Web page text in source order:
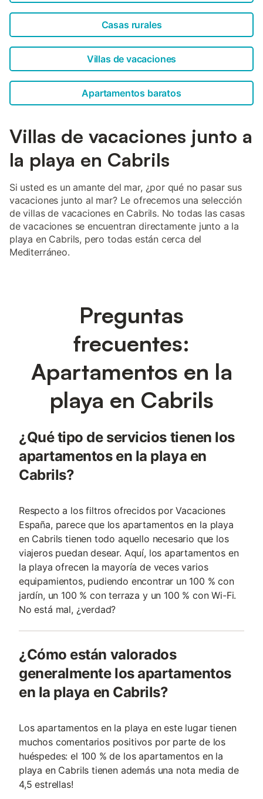
Casas rurales
Villas de vacaciones
Apartamentos baratos
Villas de vacaciones junto a
la playa en Cabrils
Si usted es un amante del mar, ¿por qué no pasar sus
vacaciones junto al mar? Le ofrecemos una selección
de villas de vacaciones en Cabrils. No todas las casas
de vacaciones se encuentran directamente junto a la
playa en Cabrils, pero todas están cerca del
Mediterráneo.
Preguntas
frecuentes:
Apartamentos en la
playa en Cabrils
¿Qué tipo de servicios tienen los
apartamentos en la playa en
Cabrils?
Respecto a los filtros ofrecidos por Vacaciones
España, parece que los apartamentos en la playa
en Cabrils tienen todo aquello necesario que los
viajeros puedan desear. Aquí, los apartamentos en
la playa ofrecen la mayoría de veces varios
equipamientos, pudiendo encontrar un 100 % con
jardín, un 100 % con terraza y un 100 % con Wi-Fi.
No está mal, ¿verdad?
¿Cómo están valorados
generalmente los apartamentos
en la playa en Cabrils?
Los apartamentos en la playa en este lugar tienen
muchos comentarios positivos por parte de los
huéspedes: el 100 % de los apartamentos en la
playa en Cabrils tienen además una nota media de
4,5 estrellas!